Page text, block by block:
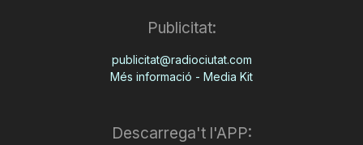
Publicitat:
publicitat@radiociutat.com
Més informació - Media Kit
Descarrega't l'APP: